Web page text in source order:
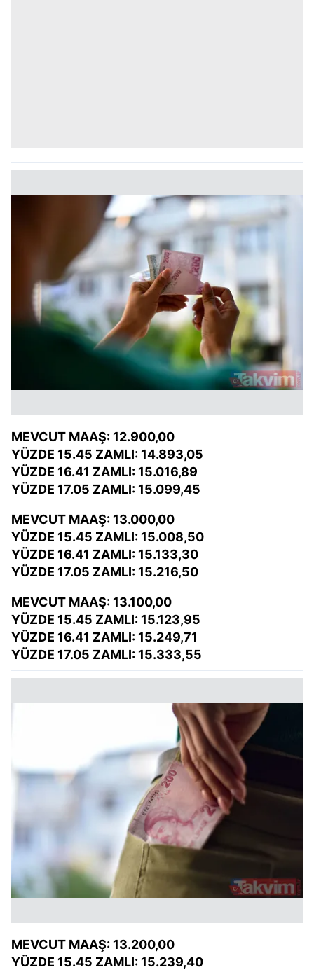
için Ayarlar butonuna tıklayabilir,Çerez Bilgilendirme
6698 sayılı Kişisel Verilerin Korunması Kanunu uyarınca
hazırlanmış Aydınlatma Metnimizi okumak ve sitemizde
ilgili mevzuata uygun olarak kullanılan çerezlerle ilgili bilgi
almak için lütfentıklayınız.
MEVCUT MAAŞ: 12.900,00
YÜZDE 15.45 ZAMLI: 14.893,05
YÜZDE 16.41 ZAMLI: 15.016,89
YÜZDE 17.05 ZAMLI: 15.099,45
MEVCUT MAAŞ: 13.000,00
YÜZDE 15.45 ZAMLI: 15.008,50
YÜZDE 16.41 ZAMLI: 15.133,30
YÜZDE 17.05 ZAMLI: 15.216,50
MEVCUT MAAŞ: 13.100,00
YÜZDE 15.45 ZAMLI: 15.123,95
YÜZDE 16.41 ZAMLI: 15.249,71
YÜZDE 17.05 ZAMLI: 15.333,55
MEVCUT MAAŞ: 13.200,00
YÜZDE 15.45 ZAMLI: 15.239,40